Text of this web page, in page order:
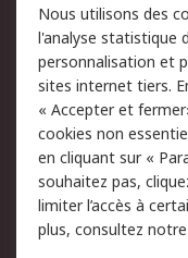
du site
Politique de
des données -
jour
Conditions
de vente
Campagnes
A propos de RS
Nous utilisons des
l'analyse statistique
personnalisation et
sites internet tiers.
« Accepter et
cookies non
en cliquant sur «
souhaitez pas,
limiter l’accès à
plus, consultez notre